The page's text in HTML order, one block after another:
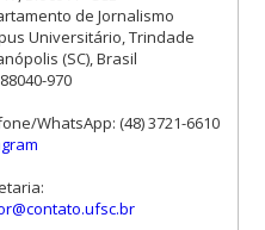
de Jornalismo
Universitário, Trindade
(SC), Brasil
970
WhatsApp: (48) 3721-6610